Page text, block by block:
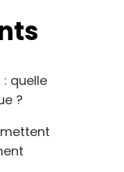
: quelle
?